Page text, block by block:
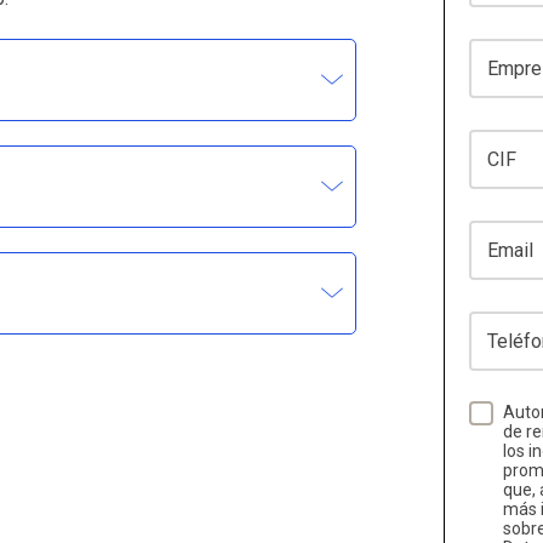
Empresa
CIF
Email
Teléfono
de
los
que,
más